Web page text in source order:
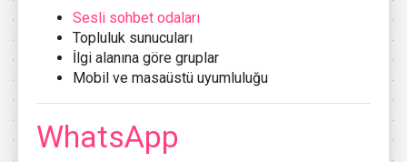
Sesli sohbet odaları
Topluluk sunucuları
İlgi alanına göre gruplar
Mobil ve masaüstü uyumluluğu
WhatsApp